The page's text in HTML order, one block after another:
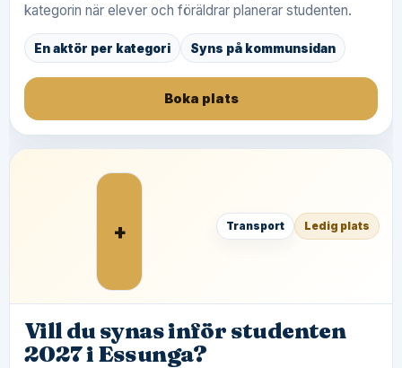
kategorin när elever och föräldrar planerar studenten.
En aktör per kategori Syns på kommunsidan
Boka plats
+ Transport Ledig plats
Vill du synas inför studenten
2027 i Essunga?